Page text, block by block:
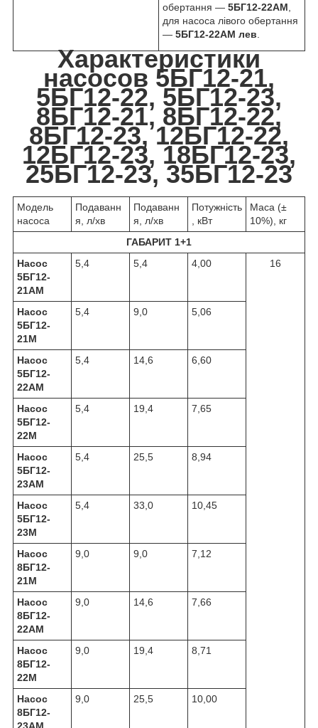
обертання — 5БГ12-22АМ
для насоса лівого обертання
— 5БГ12-22АМ лев
Характеристики
насосов 5БГ12-21,
5БГ12-22, 5БГ12-23,
8БГ12-21, 8БГ12-22,
8БГ12-23, 12БГ12-22,
12БГ12-23, 18БГ12-23,
25БГ12-23, 35БГ12-23
Модель
насоса
Подаванн
я, л/хв
Подаванн
я, л/хв
Потужність
, кВт
Маса (±
10%), кг
ГАБАРИТ 1+1
Насос
5БГ12-
21АМ
5,4 5,4 4,00 16
Насос
5БГ12-
21М
5,4 9,0 5,06
Насос
5БГ12-
22АМ
5,4 14,6 6,60
Насос
5БГ12-
22М
5,4 19,4 7,65
Насос
5БГ12-
23АМ
5,4 25,5 8,94
Насос
5БГ12-
23М
5,4 33,0 10,45
Насос
8БГ12-
21М
9,0 9,0 7,12
Насос
8БГ12-
22АМ
9,0 14,6 7,66
Насос
8БГ12-
22М
9,0 19,4 8,71
Насос
8БГ12-
9,0 25,5 10,00